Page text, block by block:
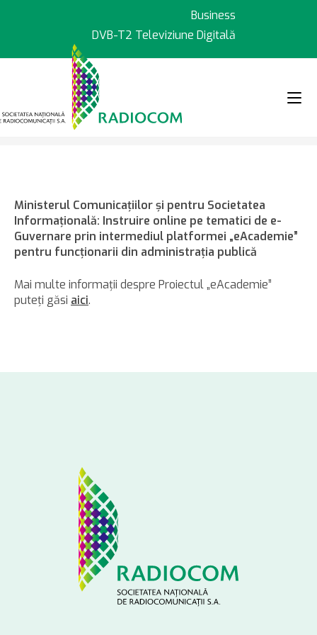
Business
DVB-T2 Televiziune Digitală
> Știri
Ministerul Comunicaţiilor şi pentru Societatea
Informaţională: Instruire online pe tematici de e-
Guvernare prin intermediul platformei „eAcademie”
pentru funcţionarii din administraţia publică
Mai multe informaţii despre Proiectul „eAcademie”
puteţi găsi aici.